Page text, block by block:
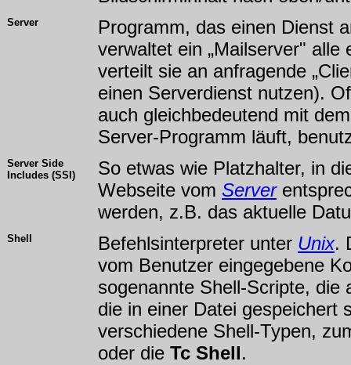
Server
Programm, das einen Dienst
verwaltet ein „Mailserver" alle
verteilt sie an anfragende
einen Serverdienst nutzen).
auch gleichbedeutend mit
Server-Programm läuft,
Server Side
Includes (SSI)
So etwas wie Platzhalter, in
Webseite vom Server
werden, z.B. das aktuelle
Shell Befehlsinterpreter unter Unix.
vom Benutzer eingegebene
sogenannte Shell-Scripte, die
die in einer Datei gespeichert
verschiedene Shell-Typen,
oder die Tc Shell.